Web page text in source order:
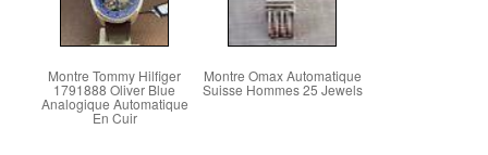
Montre Tommy Hilfiger
1791888 Oliver Blue
Analogique Automatique
En Cuir
Montre Omax Automatique
Suisse Hommes 25 Jewels